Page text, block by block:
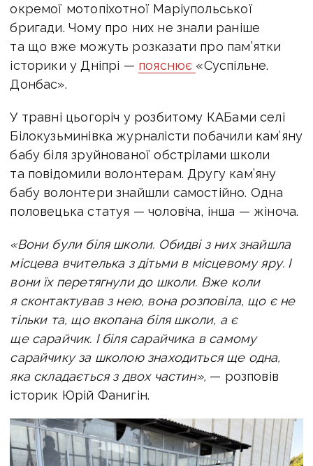
окремої мотопіхотної Маріупольської
бригади. Чому про них не знали раніше
та що вже можуть розказати про пам’ятки
історики у Дніпрі — пояснює «Суспільне.
Донбас».
У травні цьогоріч у розбитому КАБами селі
Білокузьминівка журналісти побачили кам’яну
бабу біля зруйнованої обстрілами школи
та повідомили волонтерам. Другу кам’яну
бабу волонтери знайшли самостійно. Одна
половецька статуя — чоловіча, інша — жіноча.
«Вони були біля школи. Обидві з них знайшла
місцева вчителька з дітьми в місцевому яру. І
вони їх перетягнули до школи. Вже коли
я сконтактував з нею, вона розповіла, що є не
тільки та, що вкопана біля школи, а є
ще сарайчик. І біля сарайчика в самому
сарайчику за школою знаходиться ще одна,
яка складається з двох частин», — розповів
історик Юрій Фанигін.